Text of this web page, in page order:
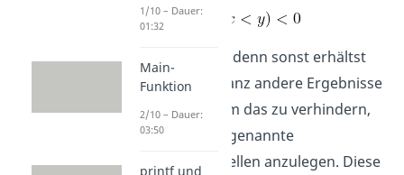
Also pass auf, denn sonst erhältst
du nachher ganz andere Ergebnisse
als gewollt. Um das zu verhindern,
hilft es oft, sogenannte
Wahrheitstabellen anzulegen. Diese
1/10 – Dauer:
01:32
Main-
Funktion
2/10 – Dauer:
03:50
printf und